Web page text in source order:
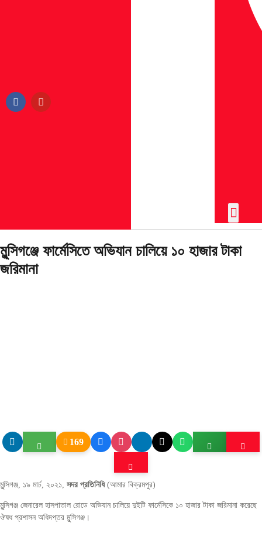
মুন্সিগঞ্জে ফার্মেসিতে অভিযান চালিয়ে ১০ হাজার টাকা
জরিমানা
169
মুন্সিগঞ্জ, ১৯ মার্চ, ২০২১, সদর প্রতিনিধি(আমার বিক্রমপুর)
মুন্সিগঞ্জ জেনারেল হাসপাতাল রোডে অভিযান চালিয়ে দুইটি ফার্মেসিকে ১০ হাজার টাকা জরিমানা করেছে
ঔষধ প্রশাসন অধিদপ্তর মুন্সিগঞ্জ।